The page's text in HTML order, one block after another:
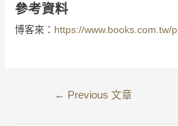
參考資料
博客來： https://www.books.com.tw/
← Previous 文章